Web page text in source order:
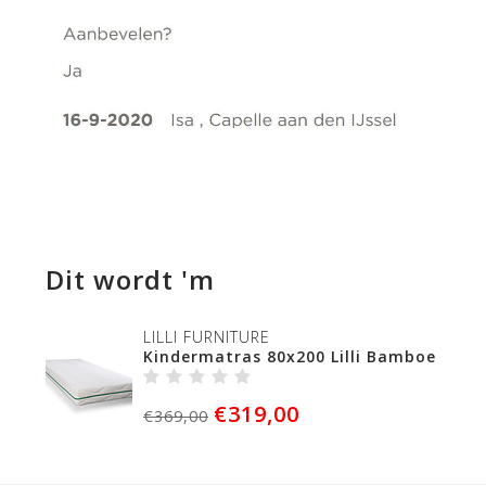
Dit wordt 'm
LILLI FURNITURE
Kindermatras 80x200 Lilli Bamboe
€369,00 €319,00